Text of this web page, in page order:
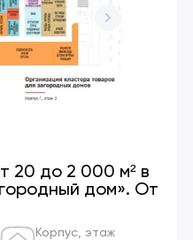
20 до 2 000 м² в
дом». От
Корпус, этаж